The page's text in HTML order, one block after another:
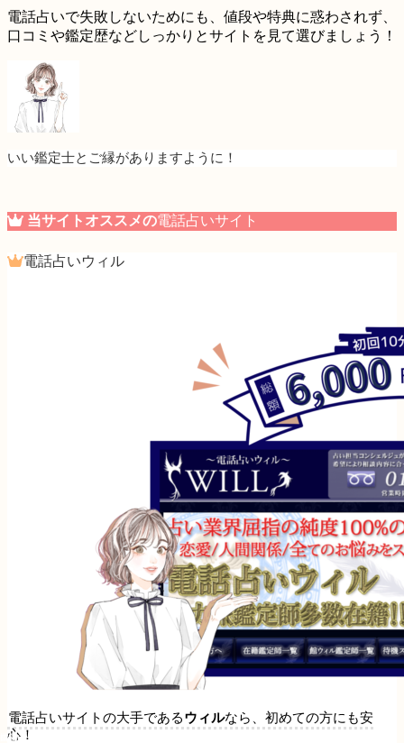
電話占いで失敗しないためにも、値段や特典に惑わされず、
口コミや鑑定歴などしっかりとサイトを見て選びましょう！
いい鑑定士とご縁がありますように！
当サイトオススメの電話占いサイト
電話占いウィル
電話占いサイトの大手であるウィルなら、初めての方にも安
心！
ポスト
シェア
はてブ
Pocket
LINE